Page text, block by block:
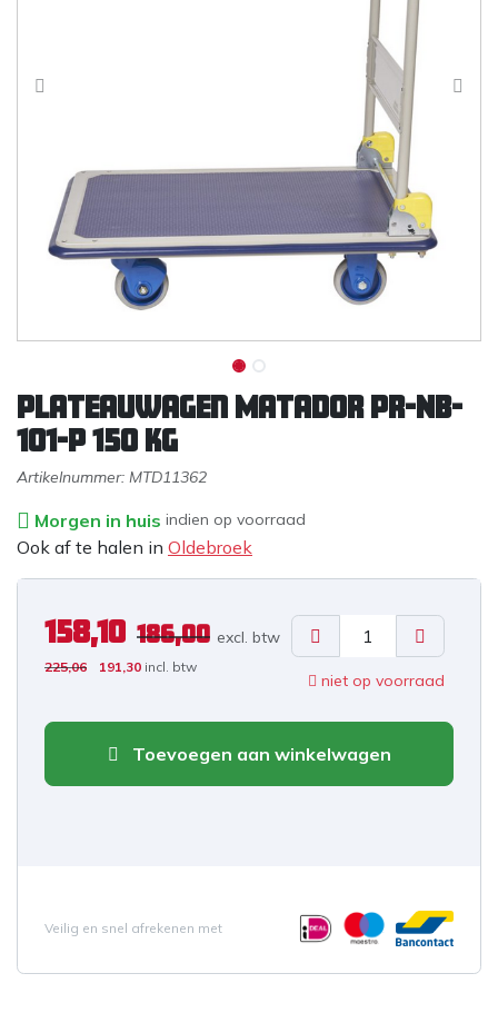
Plateauwagen Matador PR-NB-
101-P 150 kg
Artikelnummer: MTD11362
Morgen in huis indien op voorraad
Ook af te halen in Oldebroek
158,10 186,00 excl. btw
225,06 191,30 incl. btw
niet op voorraad
Toevoegen aan winkelwagen
Veilig en snel afrekenen met